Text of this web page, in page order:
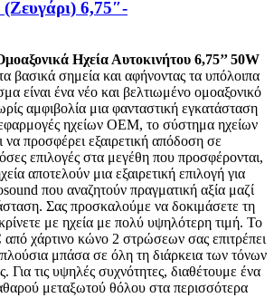
6,75″-
Ηχεία Αυτοκινήτου 6,75’’ 50W
βασικά σημεία και αφήνοντας τα υπόλοιπα
είναι ένα νέο και βελτιωμένο ομοαξονικό
αμφιβολία μια φανταστική εγκατάσταση
εφαρμογές ηχείων ΟΕΜ, το σύστημα ηχείων
να προσφέρει εξαιρετική απόδοση σε
επιλογές στα μεγέθη που προσφέρονται,
αποτελούν μια εξαιρετική επιλογή για
που αναζητούν πραγματική αξία μαζί
Σας προσκαλούμε να δοκιμάσετε τη
με ηχεία με πολύ υψηλότερη τιμή. Το
χάρτινο κώνο 2 στρώσεων σας επιτρέπει
μπάσα σε όλη τη διάρκεια των τόνων
Για τις υψηλές συχνότητες, διαθέτουμε ένα
μεταξωτού θόλου στα περισσότερα